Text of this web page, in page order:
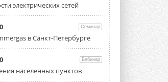
испытал модульный
с плотностью 54 кВт на
прошли на собственной
площадке и были ...
2026
выпускает VRF-
DVM на R32
электрических сетей
Семинар
в Санкт-Петербурге
Вебинар
населенных пунктов